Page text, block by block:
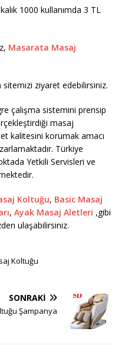
1000 kullanımda 3 TL
Masarata Masaj
sitemizi ziyaret edebilirsiniz.
çalışma sistemini prensip
masaj
kalitesini korumak amacı
Türkiye
Yetkili Servisleri ve
Koltuğu, Basic Masaj
, Ayak Masaj Aletleri ,gibi
ulaşabilirsiniz.
Koltuğu
SONRAKI
Şampanya